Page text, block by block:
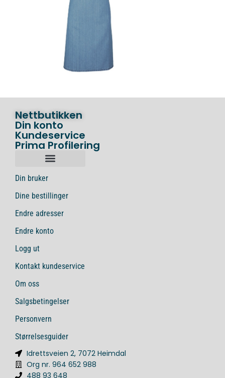
Nettbutikken
Din konto
Kundeservice
Prima Profilering
Din bruker
Dine bestillinger
Endre adresser
Endre konto
Logg ut
Kontakt kundeservice
Om oss
Salgsbetingelser
Personvern
Størrelsesguider
Idrettsveien 2, 7072 Heimdal
Org nr. 964 652 988
488 93 648